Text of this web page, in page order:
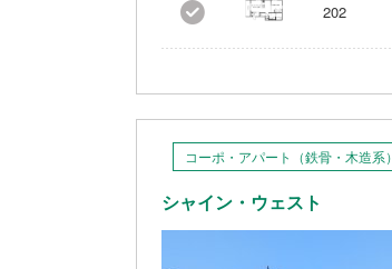
202
コーポ・アパート（鉄骨・木造系）
シャイン・ウェスト